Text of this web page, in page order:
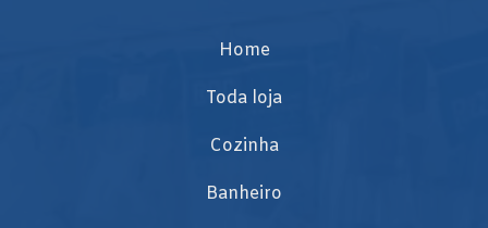
Home
Toda loja
Cozinha
Banheiro